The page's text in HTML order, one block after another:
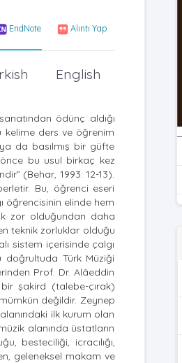
EndNote Alıntı Yap
English
ödünç aldığı
kelime ders ve öğrenim
da basılmış bir güfte
bu usul birkaç kez
(Behar, 1993: 12-13).
Bu, öğrenci eseri
öğrencisinin elinde hem
zor olduğundan daha
teknik zorluklar olduğu
sistem içerisinde çalgı
doğrultuda Türk Müziği
Prof. Dr. Alâeddin
şakird (talebe-çırak)
değildir. Zeynep
ilk kurum olan
alanında üstatların
besteciliği, icracılığı,
geleneksel makam ve